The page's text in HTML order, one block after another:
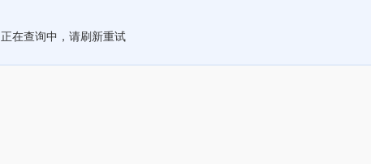
正在查询中，请刷新重试